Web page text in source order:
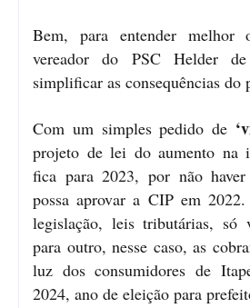
Bem, para entender
vereador do PSC Helder
simplificar as consequências do
Com um simples pedido de
projeto de lei do aumento na
fica para 2023, por não haver
possa aprovar a CIP em
legislação, leis tributárias, só
para outro, nesse caso, as
luz dos consumidores de
2024, ano de eleição para